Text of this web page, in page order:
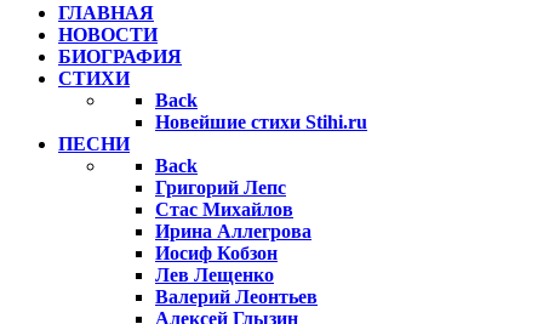
ГЛАВНАЯ
НОВОСТИ
БИОГРАФИЯ
СТИХИ
Back
Новейшие стихи Stihi.ru
ПЕСНИ
Back
Григорий Лепс
Стас Михайлов
Ирина Аллегрова
Иосиф Кобзон
Лев Лещенко
Валерий Леонтьев
Алексей Глызин